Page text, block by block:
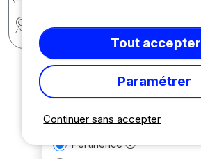
Trier par
Pertinence
Continuer sans accepter
Tout accepter
Paramétrer